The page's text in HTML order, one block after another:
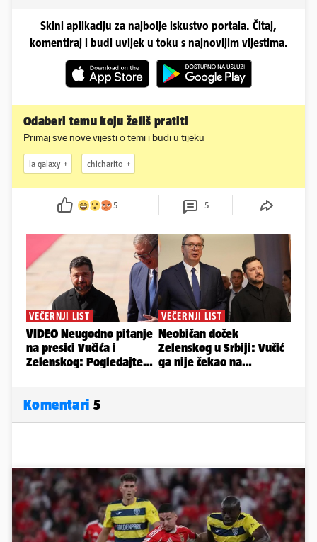
Skini aplikaciju za najbolje iskustvo portala. Čitaj,
komentiraj i budi uvijek u toku s najnovijim vijestima.
Odaberi temu koju želiš pratiti
Primaj sve nove vijesti o temi i budi u tijeku
la galaxy chicharito
5 5
Komentari 5